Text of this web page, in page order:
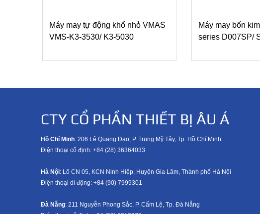
Máy may tự động khổ nhỏ VMAS
VMS-K3-3530/ K3-5030
Máy may bốn
series D007SP/
CTY CỔ PHẦN THIẾT BỊ ÂU Á
Hồ Chí Minh: 206 Lê Quang Đạo, P. Trung Mỹ Tây, Tp. Hồ Chí Minh
Điện thoại cố định: +84 (28) 36364033
Hà Nội: Lô CN 05, KCN Ninh Hiệp, Huyện Gia Lâm, Thành phố Hà Nội
Điện thoại di động: +84 (90) 7999301
Đà Nẵng: 211 Nguyễn Phong Sắc, P. Cẩm Lệ, Tp. Đà Nẵng